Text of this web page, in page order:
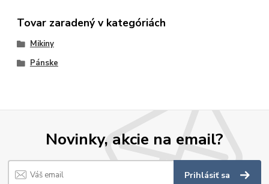
Tovar zaradený v kategóriách
Mikiny
Pánske
Novinky, akcie na email?
Prihlásiť sa